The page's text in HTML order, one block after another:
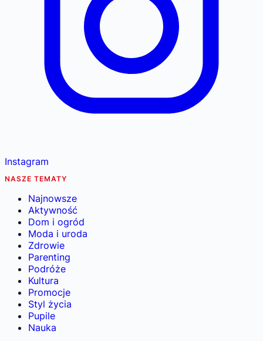
Instagram
NASZE TEMATY
Najnowsze
Aktywność
Dom i ogród
Moda i uroda
Zdrowie
Parenting
Podróże
Kultura
Promocje
Styl życia
Pupile
Nauka